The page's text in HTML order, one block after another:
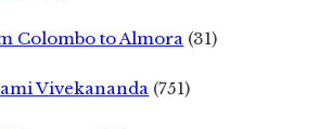
Colombo to Almora (31)
Vivekananda (751)